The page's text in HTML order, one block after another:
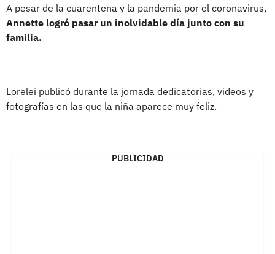
A pesar de la cuarentena y la pandemia por el coronavirus,
Annette logró pasar un inolvidable día junto con su
familia.
Lorelei publicó durante la jornada dedicatorias, videos y
fotografías en las que la niña aparece muy feliz.
PUBLICIDAD